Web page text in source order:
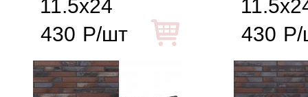
11.5x24
430 Р/шт
430 Р/